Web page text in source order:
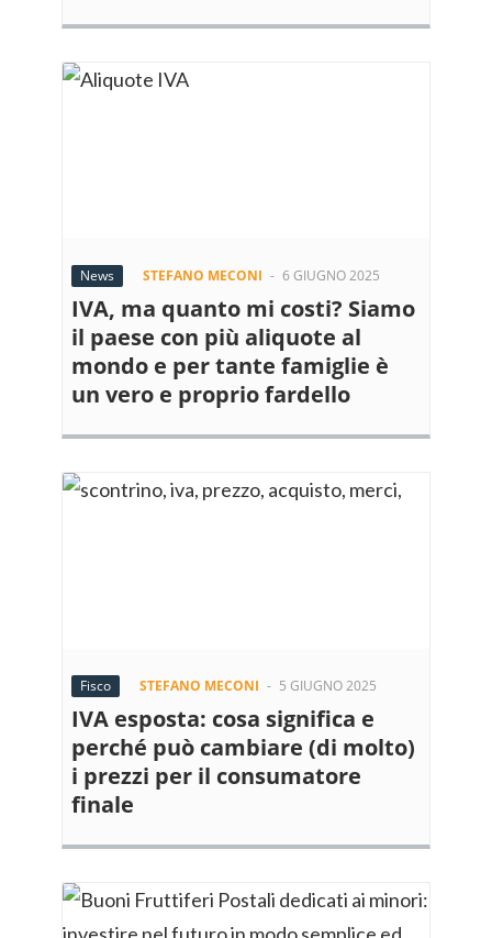
News STEFANO MECONI - 6 GIUGNO 2025
IVA, ma quanto mi costi? Siamo
il paese con più aliquote al
mondo e per tante famiglie è
un vero e proprio fardello
Fisco STEFANO MECONI - 5 GIUGNO 2025
IVA esposta: cosa significa e
perché può cambiare (di molto)
i prezzi per il consumatore
finale